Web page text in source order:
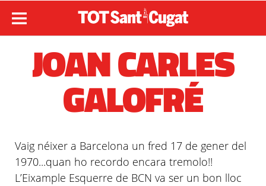
JOAN CARLES
GALOFRÉ
Vaig néixer a Barcelona un fred 17 de gener del
1970...quan ho recordo encara tremolo!!
L’Eixample Esquerre de BCN va ser un bon lloc